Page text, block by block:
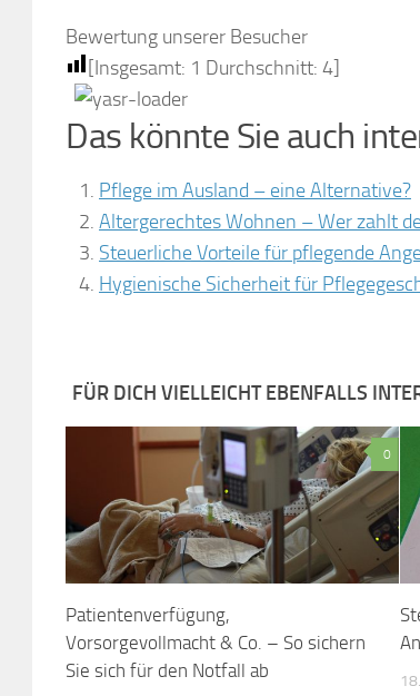
Bewertung unserer Besucher
[Insgesamt: 1 Durchschnitt: 4]
Das könnte Sie auch
Pflege im Ausland – eine Alternative?
Altergerechtes Wohnen – Wer zahlt
Steuerliche Vorteile für pflegende
Hygienische Sicherheit für
FÜR DICH VIELLEICHT EBENFALLS
0
Patientenverfügung,
Vorsorgevollmacht & Co. – So sichern
Sie sich für den Notfall ab